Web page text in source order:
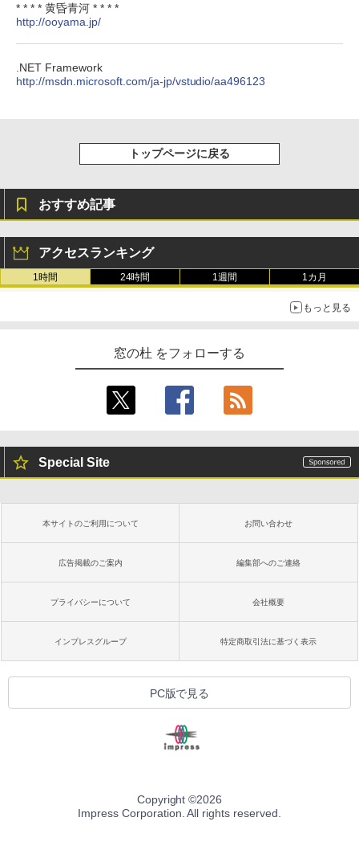
* * * * 黄昏青河 * * * *
http://ooyama.jp/
.NET Framework
http://msdn.microsoft.com/ja-jp/vstudio/aa496123
トップページに戻る
おすすめ記事
アクセスランキング
1時間 24時間 1週間 1カ月
もっと見る
窓の杜 をフォローする
Special Site
本サイトのご利用について お問い合わせ
広告掲載のご案内 編集部へのご連絡
プライバシーについて 会社概要
インプレスグループ 特定商取引法に基づく表示
PC版で見る
Copyright ©2026
Impress Corporation. All rights reserved.